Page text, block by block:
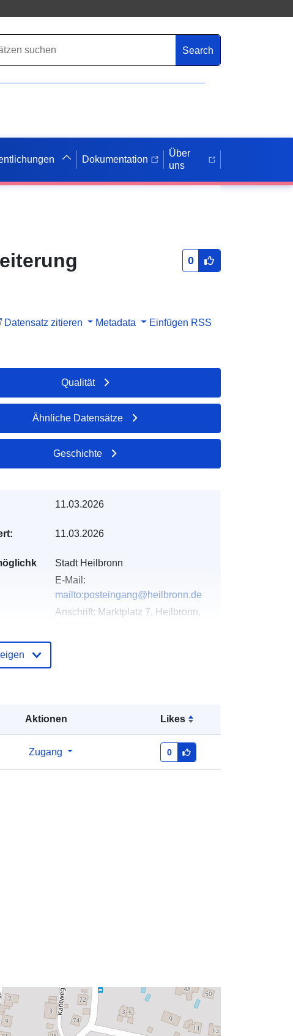
Search
Dokumentation
Über
uns
0
Datensatz zitieren Metadata Einfügen RSS
Aktionen Likes
Zugang 0
Qualität
Ähnliche Datensätze
Geschichte
11.03.2026
11.03.2026
Stadt Heilbronn
E-Mail:
mailto:posteingang@heilbronn.de
Anschrift: Marktplatz 7, Heilbronn,
August 2026
Koordinaten:
49.1333398 ], [ 9.2305663,